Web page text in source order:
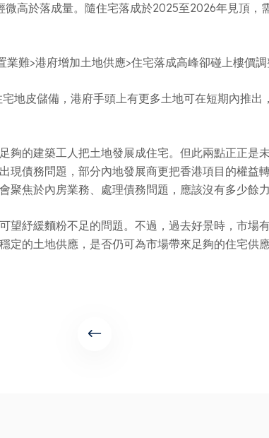
高於落成量。隨住宅落成於2025至2026年見頂
難>港府增加土地供應>住宅落成高峰卻碰上樓價
地皮儲備，港府手頭上有更多土地可在短期內推
的建築工人把土地發展成住宅。但此兩點正正是
債務問題，部分內地發展商更把香港項目的權益
焦於內房業務、處理債務問題，應該沒有多少餘力
紓緩麵粉不足的問題。不過，過去好景時，市場
的土地供應，是否仍可為市場帶來足夠的住宅供應